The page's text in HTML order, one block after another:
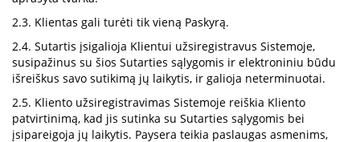
2.3. Klientas gali turėti tik vieną Paskyrą.
2.4. Sutartis įsigalioja Klientui užsiregistravus Sistemoje,
susipažinus su šios Sutarties sąlygomis ir elektroniniu būdu
išreiškus savo sutikimą jų laikytis, ir galioja neterminuotai.
2.5. Kliento užsiregistravimas Sistemoje reiškia Kliento
patvirtinimą, kad jis sutinka su Sutarties sąlygomis bei
įsipareigoja jų laikytis. Paysera teikia paslaugas asmenims,